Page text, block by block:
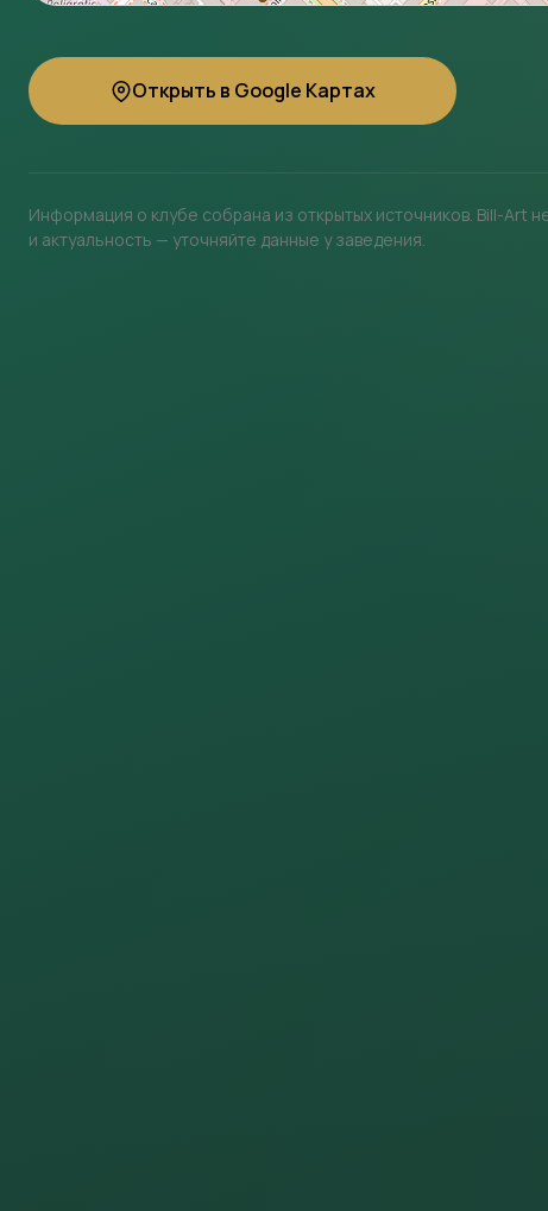
Открыть в Google Картах
Информация о клубе собрана из открытых источников. Bill-Art
и актуальность — уточняйте данные у заведения.